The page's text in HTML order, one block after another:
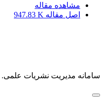
مشاهده مقاله
اصل مقاله 947.83 K
سامانه مدیریت نشریات علمی.